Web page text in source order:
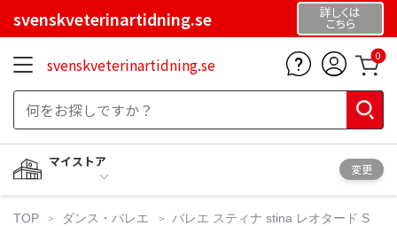
svenskveterinartidning.se 詳しくは
こちら
svenskveterinartidning.se 0
マイストア
変更
TOP ダンス・バレエ バレエ スティナ stina レオタード S